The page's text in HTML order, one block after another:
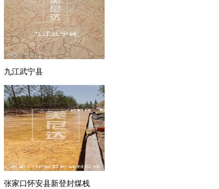
九江武宁县
张家口怀安县新登封煤栈